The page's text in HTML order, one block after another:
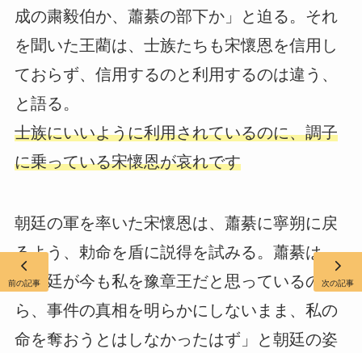
成の粛毅伯か、蕭綦の部下か」と迫る。それ
を聞いた王藺は、士族たちも宋懷恩を信用し
ておらず、信用するのと利用するのは違う、
と語る。
士族にいいように利用されているのに、調子
に乗っている宋懷恩が哀れです
朝廷の軍を率いた宋懷恩は、蕭綦に寧朔に戻
るよう、勅命を盾に説得を試みる。蕭綦は
「朝廷が今も私を豫章王だと思っているのな
ら、事件の真相を明らかにしないまま、私の
命を奪おうとはしなかったはず」と朝廷の姿
前の記事 次の記事